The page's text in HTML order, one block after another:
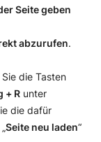
Seite geben
abzurufen.
die Tasten
+ R unter
die dafür
Seite neu laden“